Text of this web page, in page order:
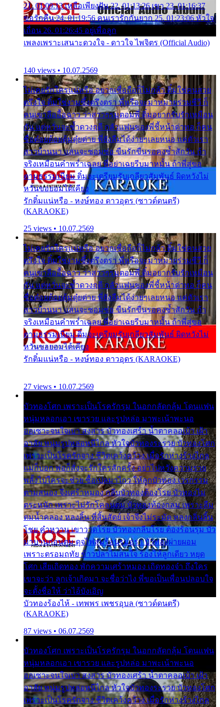
21. 01:09:13 เหลือเพียงฝัน 22. 01:13:26 เขา 23. 01:16:37
ขอรักคืน 24. 01:19:56 คนเรารักกันยาก 25. 01:23:06 หัวใจ
เถื่อน 26. 01:26:45 อยู่เพื่อลูก
เพลงเพราะเสนาะดวงใจ - ดาวใจ ไพจิตร (Official Audio)
140 views • 10.07.2569
ไม่เคยรักใครแน่หรือ อยากเชื่อถือก็ไม่กล้า ติ๋มใช่คนสวย
ตรึงใจ ติ๋มใช่งามซึ้งตรึงตรา พี่หรือจะมาหมายร่วมชีวี ก็
คนเขาลืออื้อฉาว ว่าสาวๆรุมตอมพี่ ติ๋มอยากรับรักเหมือน
กัน แต่หวั่นจะช้ำดวงฤดี กลัวแฟนของพี่ชี้หน้าด่าทอ ก็คน
ชื่อต๋อยต้อยตุ้มตุ๋ยต่าย พี่ยังลืมได้ง่ายๆเลยหนอ แค่ตัวเรา
สาวบ้านนา แสนจะซอมซ่อ ขืนรักขืนรอคงช้ำสักวัน ถ้า
จริงเหมือนคำพร่ำเฉลย พี่อย่าเฉยรีบมาหมั้น ถ้าพี่สู่ขอ
ตามธรรมเนียม ติ๋มจะเตรียมรับเกลียวสัมพันธ์ ผิดหวังไม่
หวั่นขอยอมได้เคียง
รักติ๋มแน่หรือ - หงษ์ทอง ดาวอุดร (ซาวด์ดนตรี)
(KARAOKE)
25 views • 10.07.2569
ไม่เคยรักใครแน่หรือ อยากเชื่อถือก็ไม่กล้า ติ๋มใช่คนสวย
ตรึงใจ ติ๋มใช่งามซึ้งตรึงตรา พี่หรือจะมาหมายร่วมชีวี ก็
คนเขาลืออื้อฉาว ว่าสาวๆรุมตอมพี่ ติ๋มอยากรับรักเหมือน
กัน แต่หวั่นจะช้ำดวงฤดี กลัวแฟนของพี่ชี้หน้าด่าทอ ก็คน
ชื่อต๋อยต้อยตุ้มตุ๋ยต่าย พี่ยังลืมได้ง่ายๆเลยหนอ แค่ตัวเรา
สาวบ้านนา แสนจะซอมซ่อ ขืนรักขืนรอคงช้ำสักวัน ถ้า
จริงเหมือนคำพร่ำเฉลย พี่อย่าเฉยรีบมาหมั้น ถ้าพี่สู่ขอ
ตามธรรมเนียม ติ๋มจะเตรียมรับเกลียวสัมพันธ์ ผิดหวังไม่
หวั่นขอยอมได้เคียง
รักติ๋มแน่หรือ - หงษ์ทอง ดาวอุดร (KARAOKE)
27 views • 10.07.2569
บัวทองโศก เพราะเป็นโรครักรุม ในอกกลัดกลุ้ม โดนแฟน
หนุ่มหลอกเอา เขารวย และรูปหล่อ มาพะเน้าพะนอ
ออเซาะจนใจเบา สงสาร บัวทองเศร้า น้ำตาคลอเบ้า เฝ้า
อาลัย หนุ่มรูปหล่อหนีไกล หัวใจบัวทองระรวย บัวทองโศก
เพราะเป็นโรครักจาง ชีวิตเคว้งคว้าง เมื่อรักห่างร้างไกล
แม่ก็บอก พ่อก็สั่งจะรักใครสักครั้ง อย่าไปหวังความรวย
พลั้งไปใครจะช่วย ซื้อเปลมาไกว ให้ลูกบัวทอง เวรกรรม
ตามสนอง จึงเศร้าหมอง กลีบบัวทองต้องโรย บัวทองไม่
ตระหนัก เพราะไม่รักโคลนตม บัวทองท้องกลม เพราะลืม
ตมน้ำคลอง หลงลิ้น ที่สิ้นสัตย์ เจ้าจึงไม่ระมัด หลงกลิ่นลิ้น
โชย คำหวาน เขาวาดโรย บัวทองกลีบโรย ต้องร้อนรุม บัว
มาบานก่อนตูม ดุจไฟสุมร้อนรุมอุรา บัวทองผ่ายผอม
เพราะตรอมฤทัย ข้าวปลาไม่สนใจ ร้องไห้ลูกเดียว หยุด
โศก เสียเถิดทอง พักความเศร้าหมอง เถิดทองจ๋า ถึงใคร
เขาจะว่า ลูกเจ้าเกิดมา จะชื่อว่าไง พี่ขอเป็นเพื่อนปลอบใจ
จะตั้งชื่อให้ ว่าไอ้บังเอิญ
บัวทองร้องไห้ - เทพพร เพชรอุบล (ซาวด์ดนตรี)
(KARAOKE)
87 views • 06.07.2569
บัวทองโศก เพราะเป็นโรครักรุม ในอกกลัดกลุ้ม โดนแฟน
หนุ่มหลอกเอา เขารวย และรูปหล่อ มาพะเน้าพะนอ
ออเซาะจนใจเบา สงสาร บัวทองเศร้า น้ำตาคลอเบ้า เฝ้า
อาลัย หนุ่มรูปหล่อหนีไกล หัวใจบัวทองระรวย บัวทองโศก
เพราะเป็นโรครักจาง ชีวิตเคว้งคว้าง เมื่อรักห่างร้างไกล